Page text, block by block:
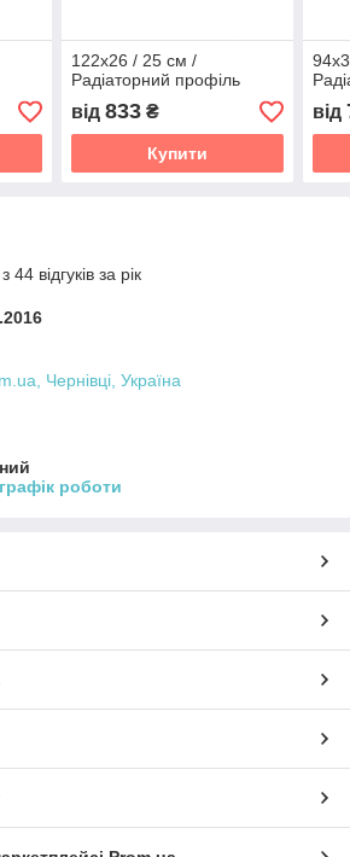
122x26 / 25 см /
Радіаторний профіль
від 833₴
Купити
від
відгуків за рік
Чернівці, Україна
роботи